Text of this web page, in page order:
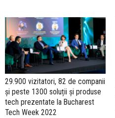
29.900 vizitatori, 82 de companii
și peste 1300 soluții și produse
tech prezentate la Bucharest
Tech Week 2022